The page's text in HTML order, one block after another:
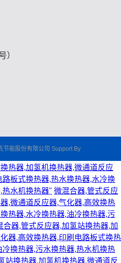
）
节能股份有限公司 Support By
热器,加氢机换热器,微通道反应
板式换热器,热水换热器,水冷换
热水机换热器" 微混合器,管式反应
,微通道反应器,气化器,高效换热
热器,水冷换热器,油冷换热器,污
合器,管式反应器,加氢站换热器,加
器,高效换热器,印刷电路板式换热
换热器,污水换热器,热水机换热
站换热器,加氢机换热器,微通道反